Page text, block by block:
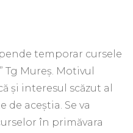
temporar cursele
Mureș. Motivul
și interesul scăzut al
aceștia. Se va
în primăvara